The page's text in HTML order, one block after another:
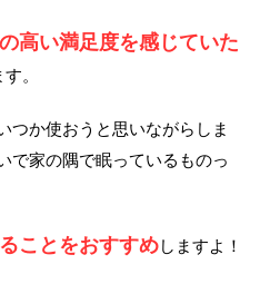
高い満足度を感じていた
。
つか使おうと思いながらしま
で家の隅で眠っているものっ
ことをおすすめしますよ！